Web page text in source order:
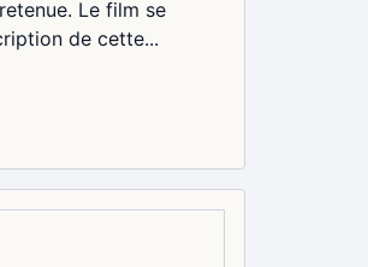
Le film se
de cette...